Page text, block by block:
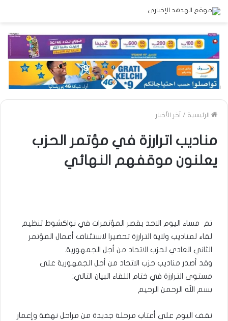
الرئيسية / آخر الأخبار
مناديب اترارزة في مؤتمر الحزب
يعلنون موقفهم النهائي
تم مساء اليوم الاحد بقصر المؤتمرات في نواكشوط تنظيم
لقاء لمناديب ولاية الترارزة تحضيرا لاستئناف أعمال المؤتمر
الثاني العادي لحزب الاتحاد من أجل الجمهورية.
وقد أصدر مناديب حزب الاتحاد من أجل الجمهورية على
مستوى الترارزة في ختام اللقاء البيان التالي:
بسم الله الرحمن الرحيم
نقف اليوم على أعتاب مرحلة جديدة من مراحل نهضة وإعمار